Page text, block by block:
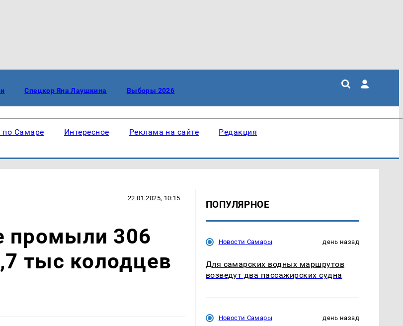
Спецкор Яна Лаушкина Выборы 2026
по Самаре Интересное Реклама на сайте Редакция
22.01.2025, 10:15
промыли 306
тыс колодцев
ПОПУЛЯРНОЕ
Новости Самары день назад
Для самарских водных маршрутов
возведут два пассажирских судна
Новости Самары день назад